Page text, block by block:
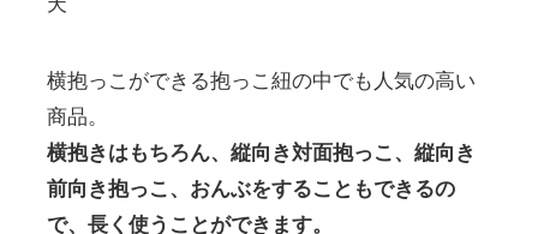
天
横抱っこができる抱っこ紐の中でも人気の高い
商品。
横抱きはもちろん、縦向き対面抱っこ、縦向き
前向き抱っこ、おんぶをすることもできるの
で、長く使うことができます。